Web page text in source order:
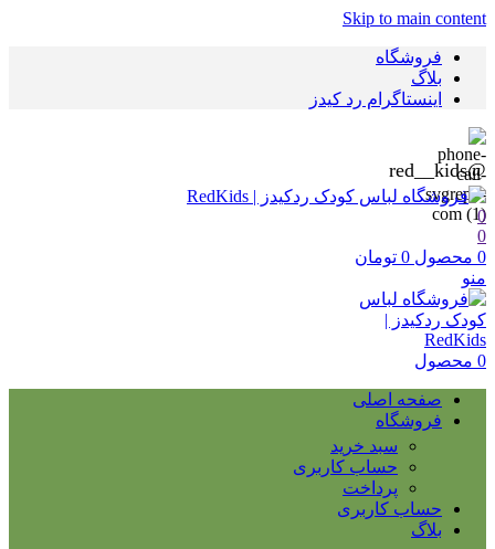
Skip to main content
فروشگاه
بلاگ
اینستاگرام رد کیدز
@red__kids
0
0
0 محصول 0 تومان
منو
0 محصول
صفحه اصلی
فروشگاه
سبد خرید
حساب کاربری
پرداخت
حساب کاربری
بلاگ